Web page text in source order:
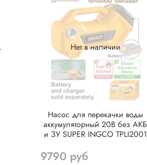
Нет в наличии
Насос для перекачки воды
аккумуляторный 20В без АКБ
и ЗУ SUPER INGCO TPLI2001
9790 руб